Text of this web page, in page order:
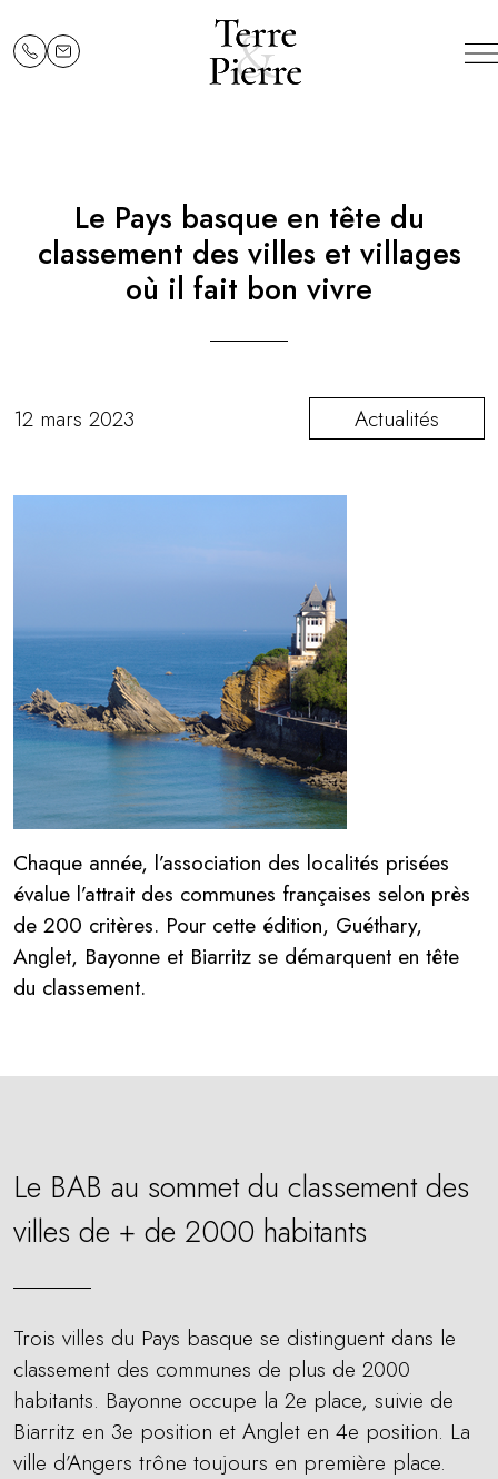
Le Pays basque en tête du
classement des villes et villages
où il fait bon vivre
12 mars 2023 Actualités
Chaque année, l’association des localités prisées
évalue l’attrait des communes françaises selon près
de 200 critères. Pour cette édition, Guéthary,
Anglet, Bayonne et Biarritz se démarquent en tête
du classement.
Le BAB au sommet du classement des
villes de + de 2000 habitants
Trois villes du Pays basque se distinguent dans le
classement des communes de plus de 2000
habitants. Bayonne occupe la 2e place, suivie de
Biarritz en 3e position et Anglet en 4e position. La
ville d’Angers trône toujours en première place.